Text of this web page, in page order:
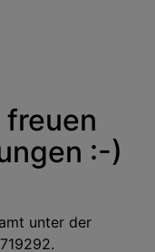
freuen
:-)
unter der